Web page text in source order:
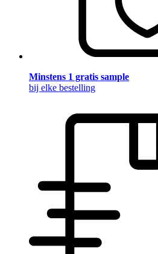
Minstens 1 gratis sample
bij elke bestelling